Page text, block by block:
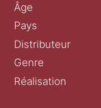
Âge
Pays
Distributeur
Genre
Réalisation